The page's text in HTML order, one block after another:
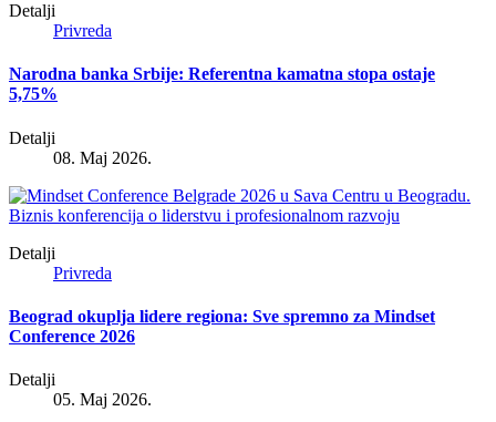
Detalji
Privreda
Narodna banka Srbije: Referentna kamatna stopa ostaje
5,75%
Detalji
08. Maj 2026.
Detalji
Privreda
Beograd okuplja lidere regiona: Sve spremno za Mindset
Conference 2026
Detalji
05. Maj 2026.